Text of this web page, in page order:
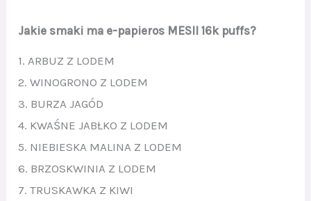
Jakie smaki ma e-papieros MESII 16k puffs?
1. ARBUZ Z LODEM
2. WINOGRONO Z LODEM
3. BURZA JAGÓD
4. KWAŚNE JABŁKO Z LODEM
5. NIEBIESKA MALINA Z LODEM
6. BRZOSKWINIA Z LODEM
7. TRUSKAWKA Z KIWI